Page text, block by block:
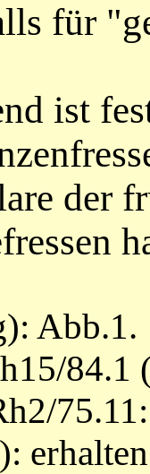
für
ist
der
Abb.1.
84.1